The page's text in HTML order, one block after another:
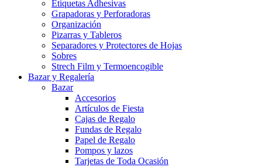
Etiquetas Adhesivas
Grapadoras y Perforadoras
Organización
Pizarras y Tableros
Separadores y Protectores de Hojas
Sobres
Strech Film y Termoencogible
Bazar y Regalería
Bazar
Accesorios
Artículos de Fiesta
Cajas de Regalo
Fundas de Regalo
Papel de Regalo
Pompos y lazos
Tarjetas de Toda Ocasión